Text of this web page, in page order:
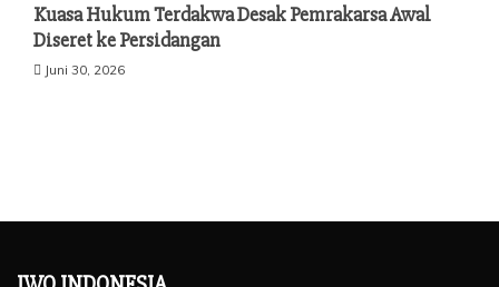
Kuasa Hukum Terdakwa Desak Pemrakarsa Awal
Diseret ke Persidangan
Juni 30, 2026